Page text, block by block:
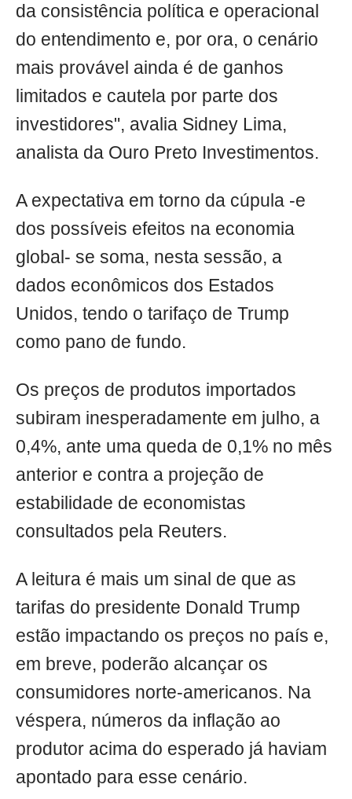
da consistência política e operacional
do entendimento e, por ora, o cenário
mais provável ainda é de ganhos
limitados e cautela por parte dos
investidores", avalia Sidney Lima,
analista da Ouro Preto Investimentos.
A expectativa em torno da cúpula -e
dos possíveis efeitos na economia
global- se soma, nesta sessão, a
dados econômicos dos Estados
Unidos, tendo o tarifaço de Trump
como pano de fundo.
Os preços de produtos importados
subiram inesperadamente em julho, a
0,4%, ante uma queda de 0,1% no mês
anterior e contra a projeção de
estabilidade de economistas
consultados pela Reuters.
A leitura é mais um sinal de que as
tarifas do presidente Donald Trump
estão impactando os preços no país e,
em breve, poderão alcançar os
consumidores norte-americanos. Na
véspera, números da inflação ao
produtor acima do esperado já haviam
apontado para esse cenário.